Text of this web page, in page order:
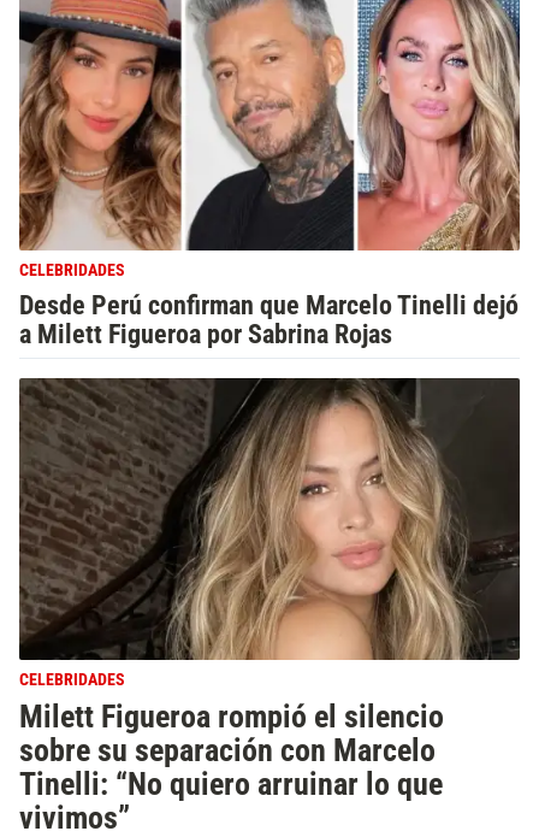
CELEBRIDADES
Desde Perú confirman que Marcelo Tinelli dejó
a Milett Figueroa por Sabrina Rojas
CELEBRIDADES
Milett Figueroa rompió el silencio
sobre su separación con Marcelo
Tinelli: “No quiero arruinar lo que
vivimos”